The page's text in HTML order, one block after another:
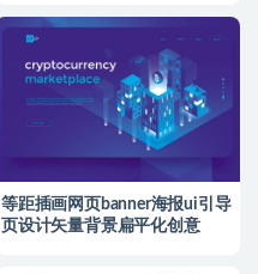
等距插画网页banner海报ui引导
页设计矢量背景扁平化创意